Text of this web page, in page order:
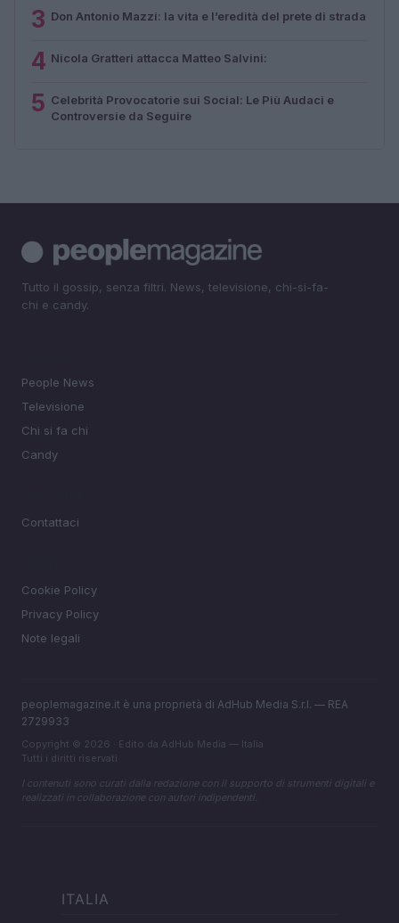
3 Don Antonio Mazzi: la vita e l’eredità del prete di strada
4 Nicola Gratteri attacca Matteo Salvini:
5 Celebrità Provocatorie sui Social: Le Più Audaci e
Controversie da Seguire
Tutto il gossip, senza filtri. News, televisione, chi-si-fa-
chi e candy.
People News
Televisione
Chi si fa chi
Candy
Contattaci
Cookie Policy
Privacy Policy
Note legali
peoplemagazine.it è una proprietà di AdHub Media S.r.l. — REA
2729933
Copyright © 2026 · Edito da AdHub Media — Italia
Tutti i diritti riservati
I contenuti sono curati dalla redazione con il supporto di strumenti digitali e
realizzati in collaborazione con autori indipendenti.
ITALIA